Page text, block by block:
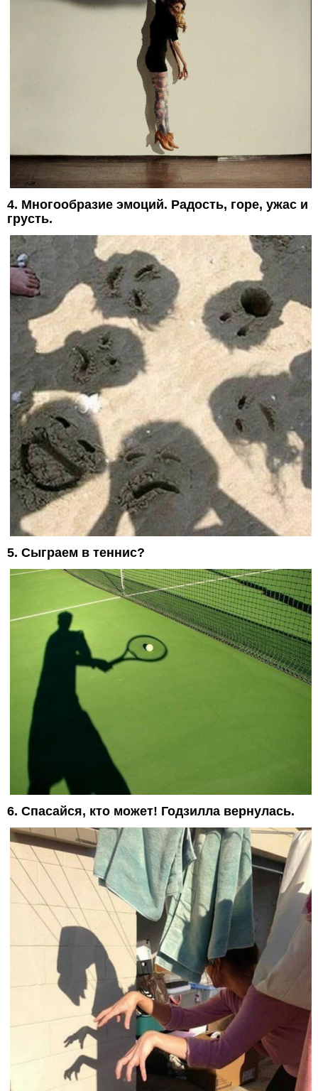
4. Многообразие эмоций. Радость, горе, ужас и
грусть.
5. Сыграем в теннис?
6. Спасайся, кто может! Годзилла вернулась.